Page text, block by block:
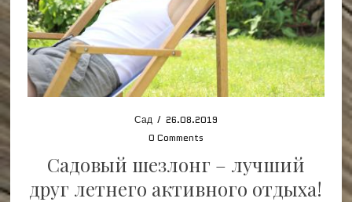
Сад / 26.08.2019
0 Comments
Садовый шезлонг – лучший
друг летнего активного отдыха!